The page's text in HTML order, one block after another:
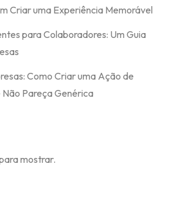
Criar uma Experiência Memorável
para Colaboradores: Um Guia
Como Criar uma Ação de
Pareça Genérica
mostrar.